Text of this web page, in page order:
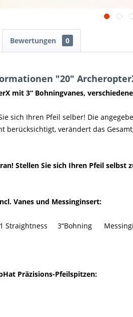
Bewertungen 0
"20"
mit 3“ Bohningvanes,
sich Ihren Pfeil selber! Die
berücksichtigt, verändert das
Stellen Sie sich Ihren Pfeil selbst
Vanes und Messinginsert:
3“Bohning
Präzisions-Pfeilspitzen: